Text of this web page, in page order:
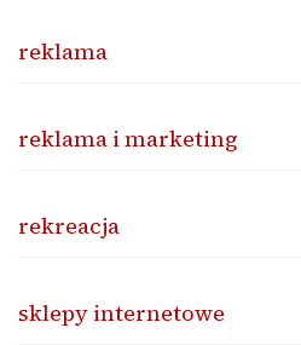
reklama
reklama i marketing
rekreacja
sklepy internetowe